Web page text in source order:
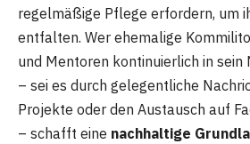
regelmäßige Pflege erfordern, um
entfalten. Wer ehemalige
und Mentoren kontinuierlich in
– sei es durch gelegentliche
Projekte oder den Austausch auf
– schafft eine nachhaltige